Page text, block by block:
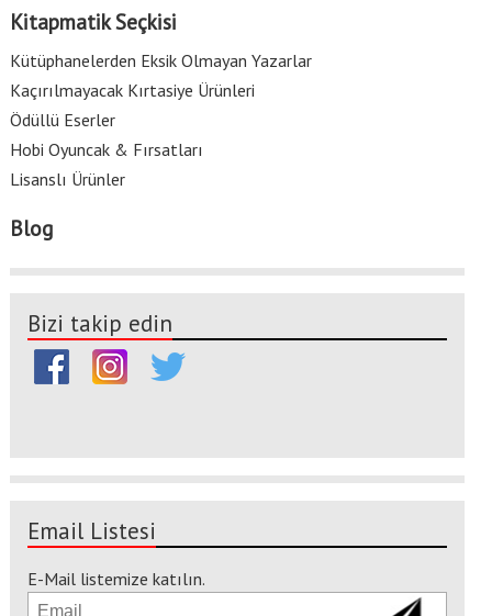
Kitapmatik Seçkisi
Kütüphanelerden Eksik Olmayan Yazarlar
Kaçırılmayacak Kırtasiye Ürünleri
Ödüllü Eserler
Hobi Oyuncak & Fırsatları
Lisanslı Ürünler
Blog
Bizi takip edin
Email Listesi
E-Mail listemize katılın.